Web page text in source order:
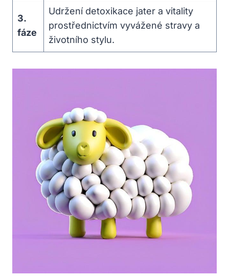
3.
fáze
Udržení detoxikace jater a vitality
prostřednictvím vyvážené stravy a
životního stylu.